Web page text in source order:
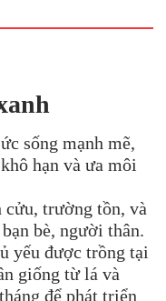
sống mạnh mẽ,
hạn và ưa môi
trường tồn, và
bè, người thân.
yếu được trồng tại
giống từ lá và
để phát triển